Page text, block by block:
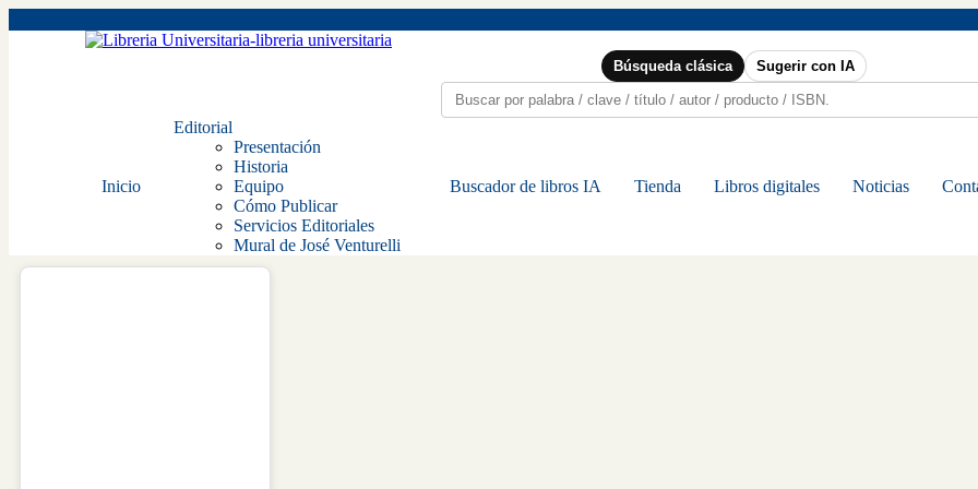
Búsqueda clásica Sugerir con IA
Inicio
Editorial
Presentación
Historia
Equipo
Cómo Publicar
Servicios Editoriales
Mural de José Venturelli
Buscador de libros IA Tienda Libros digitales Noticias